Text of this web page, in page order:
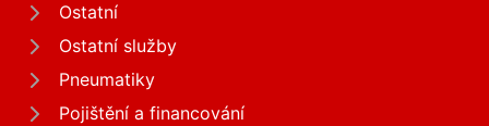
Ostatní
Ostatní služby
Pneumatiky
Pojištění a financování